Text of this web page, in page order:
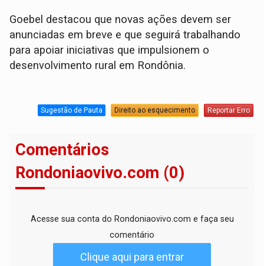
Goebel destacou que novas ações devem ser
anunciadas em breve e que seguirá trabalhando
para apoiar iniciativas que impulsionem o
desenvolvimento rural em Rondônia.
Sugestão de Pauta Direito ao esquecimento Reportar Erro
Comentários
Rondoniaovivo.com (0)
Acesse sua conta do Rondoniaovivo.com e faça seu
comentário
Clique aqui para entrar